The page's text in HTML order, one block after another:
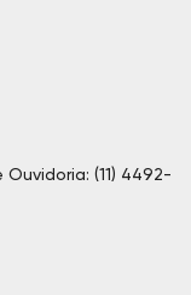
(11) 4492-